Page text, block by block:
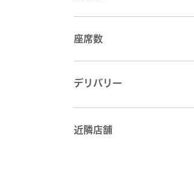
座席数
デリバリー
近隣店舗